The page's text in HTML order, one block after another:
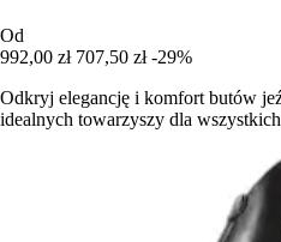
Od
992,00 zł 707,50 zł -29%
Odkryj elegancję i komfort butów
idealnych towarzyszy dla